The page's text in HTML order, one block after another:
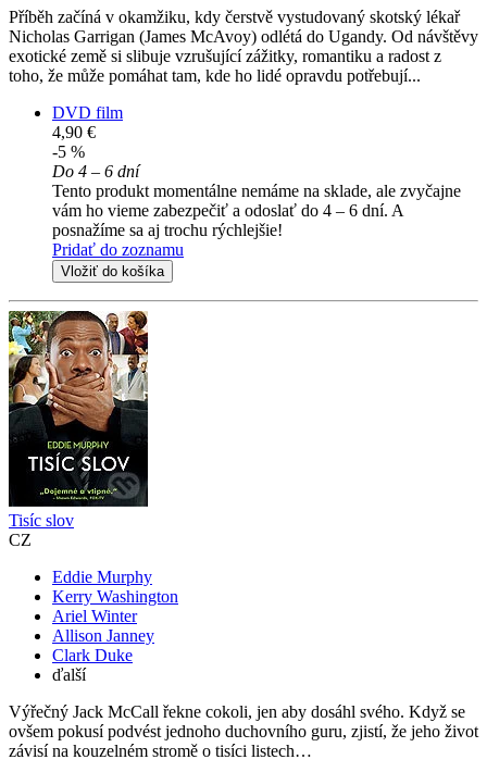
Příběh začíná v okamžiku, kdy čerstvě vystudovaný skotský lékař
Nicholas Garrigan (James McAvoy) odlétá do Ugandy. Od návštěvy
exotické země si slibuje vzrušující zážitky, romantiku a radost z
toho, že může pomáhat tam, kde ho lidé opravdu potřebují...
DVD film
4,90 €
-5 %
Do 4 – 6 dní
Tento produkt momentálne nemáme na sklade, ale zvyčajne
vám ho vieme zabezpečiť a odoslať do 4 – 6 dní. A
posnažíme sa aj trochu rýchlejšie!
Pridať do zoznamu
Vložiť do košíka
Tisíc slov
CZ
Eddie Murphy
Kerry Washington
Ariel Winter
Allison Janney
Clark Duke
ďalší
Výřečný Jack McCall řekne cokoli, jen aby dosáhl svého. Když se
ovšem pokusí podvést jednoho duchovního guru, zjistí, že jeho život
závisí na kouzelném stromě o tisíci listech…